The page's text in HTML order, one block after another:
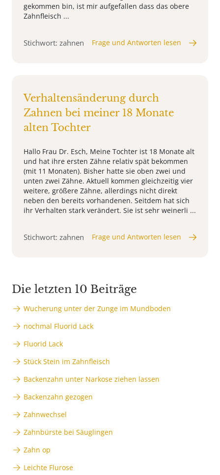
gekommen bin, ist mir aufgefallen dass das obere
Zahnfleisch ...
Stichwort: zahnen Frage und Antworten lesen
Verhaltensänderung durch
Zahnen bei meiner 18 Monate
alten Tochter
Hallo Frau Dr. Esch, Meine Tochter ist 18 Monate alt
und hat ihre ersten Zähne relativ spät bekommen
(mit 11 Monaten). Bisher hatte sie oben zwei und
unten zwei Zähne. Aktuell kommen gleichzeitig vier
weitere, größere Zähne, allerdings nicht direkt
neben den bereits vorhandenen. Seitdem hat sich
ihr Verhalten stark verändert. Sie ist sehr weinerli ...
Stichwort: zahnen Frage und Antworten lesen
Die letzten 10 Beiträge
Wucherung unter der Zunge im Mundboden
nochmal Fluorid Lack
Fluorid Lack
Stück Stein im Zahnfleisch
Backenzahn unter Narkose ziehen lassen
Backenzahn gezogen
Zahnwechsel
Zahnbürste bei Säuglingen
Zahn op
Leichte Flurose